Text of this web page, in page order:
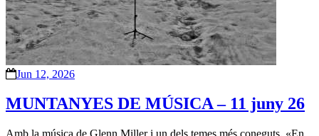
Jun 12, 2026
MUNTANYES DE MÚSICA – 11 juny 26